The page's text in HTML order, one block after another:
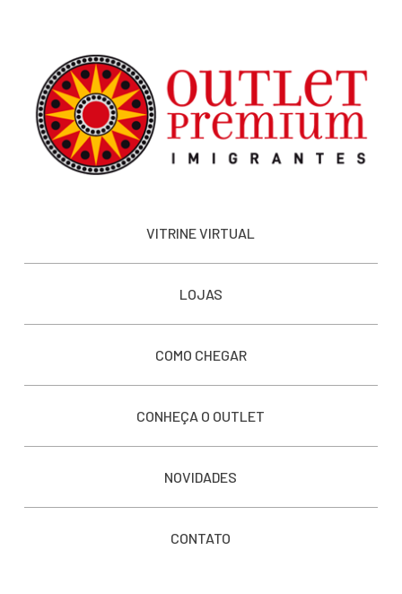
VITRINE VIRTUAL
LOJAS
COMO CHEGAR
CONHEÇA O OUTLET
NOVIDADES
CONTATO